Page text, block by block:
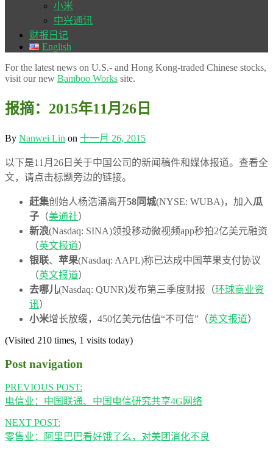
小米
中兴通讯
财报日记
English
For the latest news on U.S.- and Hong Kong-traded Chinese stocks,
visit our new Bamboo Works site.
报摘：2015年11月26日
By Nanwei Lin on 十一月 26, 2015
以下是11月26日关于中国公司的新闻稿件和媒体报道。查看全
文，请点击标题旁边的链接。
赶集创始人杨浩涌离开58同城(NYSE: WUBA)，加入瓜
子 （美通社）
新浪(Nasdaq: SINA)领投移动微视频app秒拍2亿美元融资
（英文报道）
银联、 苹果(Nasdaq: AAPL)称已达成中国苹果支付协议
（英文报道）
去哪儿(Nasdaq: QUNR)发布第三季度财报（环球商业资
讯）
小米增长放缓，450亿美元估值“不可信”（英文报道）
(Visited 210 times, 1 visits today)
Post navigation
PREVIOUS POST:
电信业：中国联通、中国电信研究共享4G网络
NEXT POST:
零售业：阿里巴巴看好饿了么，对美团消化不良